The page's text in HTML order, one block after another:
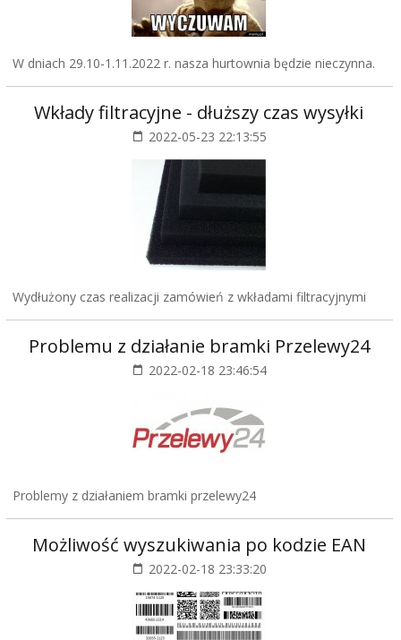
W dniach 29.10-1.11.2022 r. nasza hurtownia będzie nieczynna.
Wkłady filtracyjne - dłuższy czas wysyłki
2022-05-23 22:13:55
Wydłużony czas realizacji zamówień z wkładami filtracyjnymi
Problemu z działanie bramki Przelewy24
2022-02-18 23:46:54
Problemy z działaniem bramki przelewy24
Możliwość wyszukiwania po kodzie EAN
2022-02-18 23:33:20